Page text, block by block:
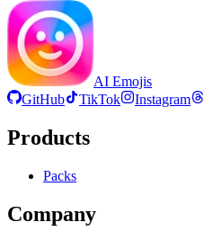
AI Emojis
GitHub
TikTok Instagram
Products
Packs
Company